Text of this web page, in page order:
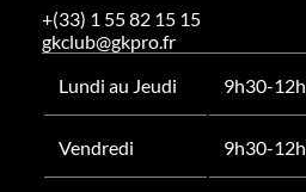
+(33) 1 55 82 15 15
gkclub@gkpro.fr
Lundi au Jeudi
9h30-
Vendredi 9h30-